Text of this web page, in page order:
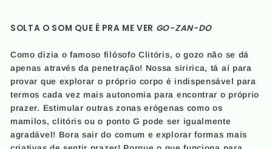
SOLTA O SOM QUE É PRA ME VER GO-ZAN-DO
Como dizia o famoso filósofo Clitóris, o gozo não se dá
apenas através da penetração! Nossa siririca, tá aí para
provar que explorar o próprio corpo é indispensável para
termos cada vez mais autonomia para encontrar o próprio
prazer. Estimular outras zonas erógenas como os
mamilos, clitóris ou o ponto G pode ser igualmente
agradável! Bora sair do comum e explorar formas mais